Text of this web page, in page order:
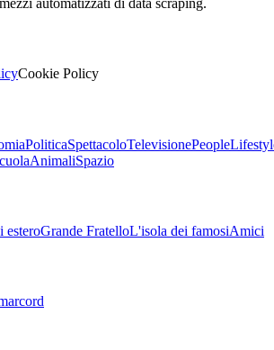
automatizzati di data scraping.
Cookie Policy
PoliticaSpettacoloTelevisionePeople
AnimaliSpazio
esteroGrande FratelloL'isola dei famosiAmici